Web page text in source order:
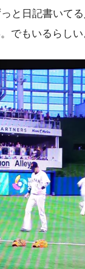
と日記書いて
でもいるらしい